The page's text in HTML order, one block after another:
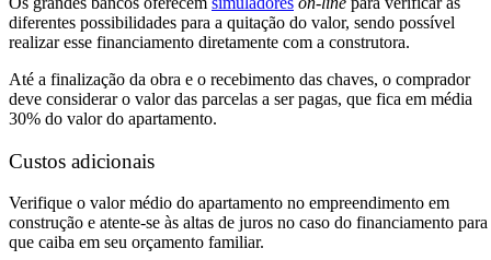
diferentes possibilidades para a quitação do valor, sendo possível
realizar esse financiamento diretamente com a construtora.
Até a finalização da obra e o recebimento das chaves, o comprador
deve considerar o valor das parcelas a ser pagas, que fica em média
30% do valor do apartamento.
Custos adicionais
Verifique o valor médio do apartamento no empreendimento em
construção e atente-se às altas de juros no caso do financiamento para
que caiba em seu orçamento familiar.